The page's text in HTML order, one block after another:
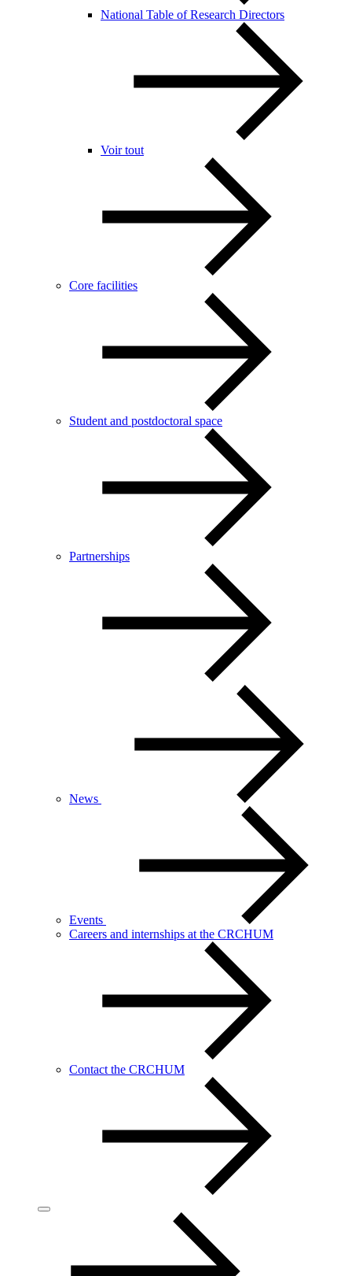
National Table of Research Directors
Voir tout
Core facilities
Student and postdoctoral space
Partnerships
News
Events
Careers and internships at the CRCHUM
Contact the CRCHUM